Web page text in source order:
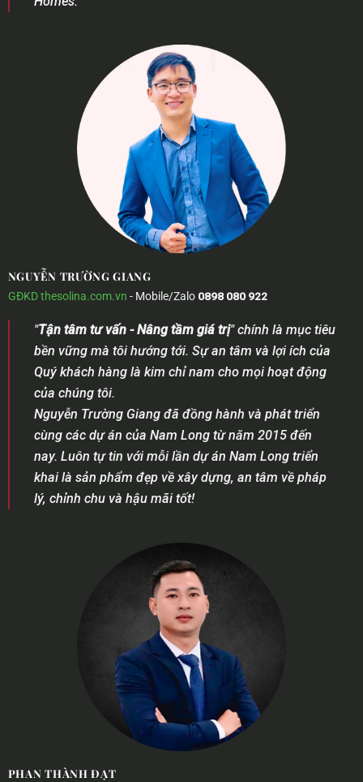
NGUYỄN TRƯỜNG GIANG
GĐKDthesolina.com.vn - Mobile/Zalo 0898 080 922
"Tận tâm tư vấn - Nâng tầm giá trị" chính là mục tiêu
bền vững mà tôi hướng tới. Sự an tâm và lợi ích của
Quý khách hàng là kim chỉ nam cho mọi hoạt động
của chúng tôi.
Nguyễn Trường Giang đã đồng hành và phát triển
cùng các dự án của Nam Long từ năm 2015 đến
nay. Luôn tự tin với mỗi lần dự án Nam Long triển
khai là sản phẩm đẹp về xây dựng, an tâm về pháp
lý, chỉnh chu và hậu mãi tốt!
PHAN THÀNH ĐẠT